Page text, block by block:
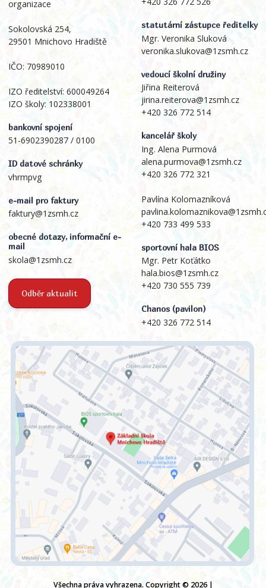
organizace
Sokolovská 254,
29501 Mnichovo Hradiště
IČO: 70989010
IZO ředitelství: 600049264
IZO školy: 102338001
bankovní spojení
51-6902390287 / 0100
ID datové schránky
vhrmpvg
e-mail pro faktury
faktury@1zsmh.cz
obecné dotazy, informační e-
mail
skola@1zsmh.cz
Odběr aktualit
statutární zástupce ředitelky
Mgr. Veronika Sluková
veronika.slukova@1zsmh.cz
vedoucí školní družiny
Jiřina Reiterová
jirina.reiterova@1zsmh.cz
+420 326 772 514
kancelář školy
Ing. Alena Purmová
alena.purmova@1zsmh.cz
+420 326 772 321
Pavlína Kolomazníková
+420 733 499 533
sportovní hala BIOS
Mgr. Petr Koťátko
hala.bios@1zsmh.cz
+420 730 555 739
Chanos (pavilon)
+420 326 772 514
Všechna práva vyhrazena. Copyright © 2026 |